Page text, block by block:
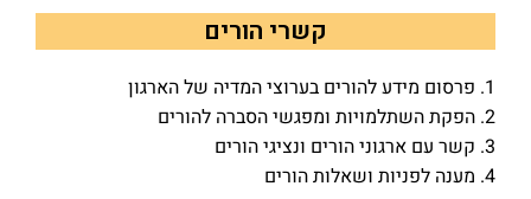
קשרי הורים
1. פרסום מידע להורים בערוצי המדיה של הארגון
2. הפקת השתלמויות ומפגשי הסברה להורים
3. קשר עם ארגוני הורים ונציגי הורים
4. מענה לפניות ושאלות הורים